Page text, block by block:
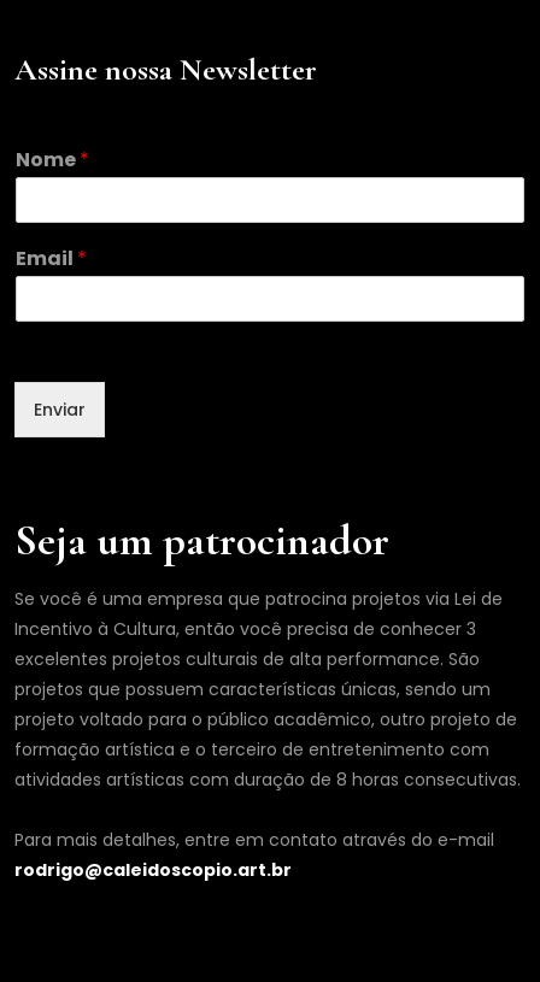
Assine nossa Newsletter
Nome*
*
E
a
E
a
Email *
Enviar
Seja um patrocinador
Se você é uma empresa que patrocina projetos via Lei de
Incentivo à Cultura, então você precisa de conhecer 3
excelentes projetos culturais de alta performance. São
projetos que possuem características únicas, sendo um
projeto voltado para o público acadêmico, outro projeto de
formação artística e o terceiro de entretenimento com
atividades artísticas com duração de 8 horas consecutivas.
Para mais detalhes, entre em contato através do e-mail
rodrigo@caleidoscopio.art.br